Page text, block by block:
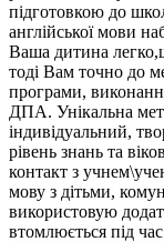
підготовкою до
англійської мови
Ваша дитина
тоді Вам точно до
програми,
ДПА. Унікальна
індивідуальний,
рівень знань та
контакт з
мову з дітьми,
використовую
втомлюється під